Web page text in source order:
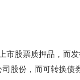
市股票质押品，而
股份，而可转换债